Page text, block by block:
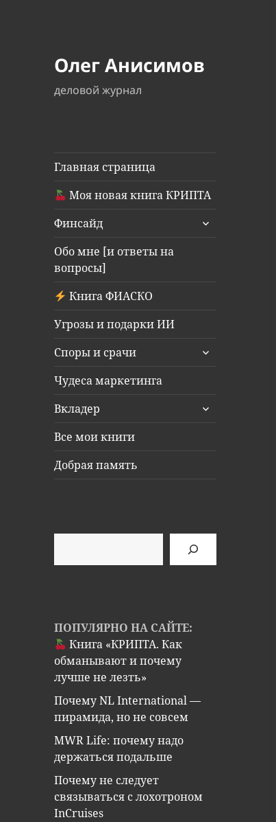
Олег Анисимов
деловой журнал
Главная страница
Моя новая книга КРИПТА
Финсайд
раскрыть
Обо мне [и ответы на
вопросы]
Книга ФИАСКО
Угрозы и подарки ИИ
Споры и срачи
раскрыть
Чудеса маркетинга
Вкладер
раскрыть
Все мои книги
Добрая память
ПОПУЛЯРНО НА САЙТЕ:
Книга «КРИПТА. Как
обманывают и почему
лучше не лезть»
Почему NL International —
пирамида, но не совсем
MWR Life: почему надо
держаться подальше
Почему не следует
связываться с лохотроном
InCruises